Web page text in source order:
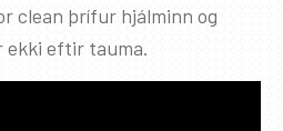
clean þrífur hjálminn og
ekki eftir tauma.